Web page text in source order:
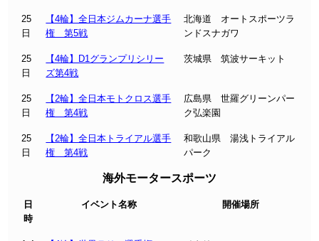
25
日
【4輪】全日本ジムカーナ選手
権 第5戦
北海道 オートスポーツラ
ンドスナガワ
25
日
【4輪】D1グランプリシリー
ズ第4戦
茨城県 筑波サーキット
25
日
【2輪】全日本モトクロス選手
権 第4戦
広島県 世羅グリーンパー
ク弘楽園
25
日
【2輪】全日本トライアル選手
権 第4戦
和歌山県 湯浅トライアル
パーク
海外モータースポーツ
日
時
イベント名称 開催場所